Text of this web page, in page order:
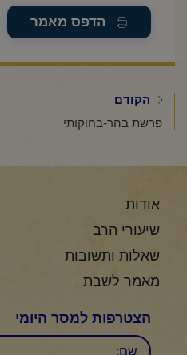
הדפס מאמר
הקודם
פרשת בהר-בחוקותי
אודות
שיעורי הרב
שאלות ותשובות
מאמר לשבת
הצטרפות למסר היומי
שם